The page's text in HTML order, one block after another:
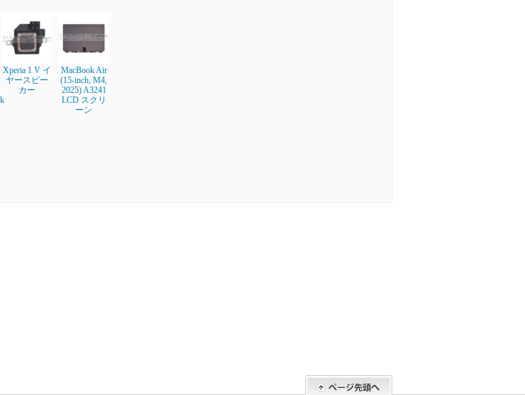
Xperia 1 V イ
ヤースピー
カー
MacBook Air
(15-inch, M4,
2025) A3241
LCD スクリ
ーン